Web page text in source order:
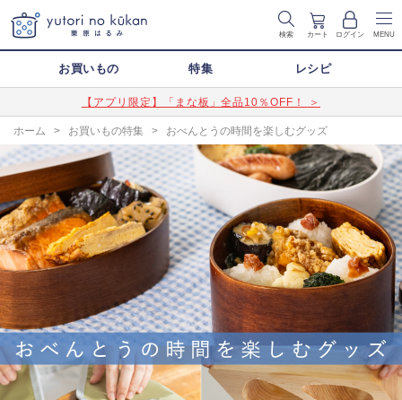
検索 カート ログイン MENU
お買いもの 特集 レシピ
【アプリ限定】「まな板」全品10％OFF！ ＞
ホーム > お買いもの特集 > おべんとうの時間を楽しむグッズ